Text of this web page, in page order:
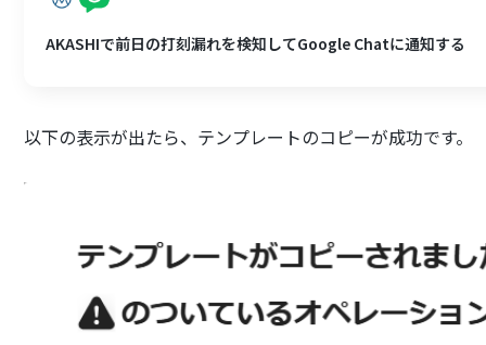
AKASHIで前日の打刻漏れを検知してGoogle Chatに通知する
以下の表示が出たら、テンプレートのコピーが成功です。